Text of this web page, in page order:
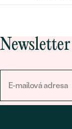
Newsletter